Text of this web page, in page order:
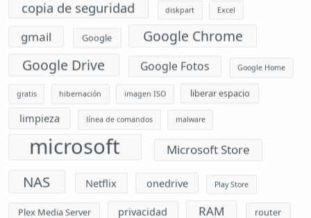
gmail Google
Google Chrome
Google Drive
Google Fotos Google Home
gratis hibernación imagen ISO liberar espacio
limpieza línea de comandos malware
microsoft Microsoft Store
NAS Netflix onedrive Play Store
Plex Media Server privacidad RAM
Seguridad sincronización